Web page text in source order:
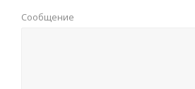
Сообщение